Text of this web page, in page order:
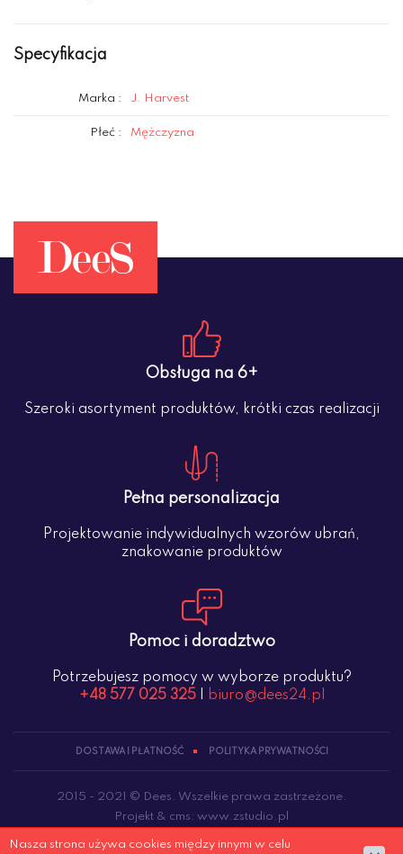
Specyfikacja
Marka : J. Harvest
Płeć : Mężczyzna
Obsługa na 6+
Szeroki asortyment produktów, krótki czas realizacji
Pełna personalizacja
Projektowanie indywidualnych wzorów ubrań,
znakowanie produktów
Pomoc i doradztwo
Potrzebujesz pomocy w wyborze produktu?
+48 577 025 325| biuro@dees24.pl
DOSTAWA I PŁATNOŚĆ POLITYKA PRYWATNOŚCI
2015 - 2021 © Dees. Wszelkie prawa zastrzeżone.
Projekt & cms : www.zstudio.pl
Nasza strona używa cookies między innymi w celu